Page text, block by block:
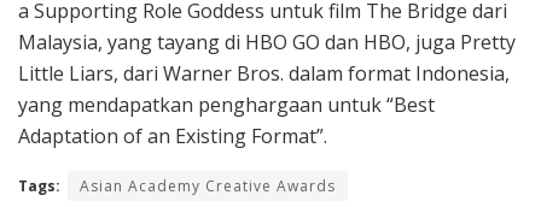
a Supporting Role Goddess untuk film The Bridge dari
Malaysia, yang tayang di HBO GO dan HBO, juga Pretty
Little Liars, dari Warner Bros. dalam format Indonesia,
yang mendapatkan penghargaan untuk “Best
Adaptation of an Existing Format”.
Tags: Asian Academy Creative Awards